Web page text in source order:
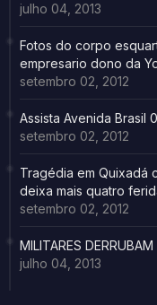
julho 04, 2013
Fotos do corpo
empresario dono da
setembro 02, 2012
Assista Avenida Brasil
setembro 02, 2012
Tragédia em Quixadá
deixa mais quatro
setembro 02, 2012
MILITARES
julho 04, 2013